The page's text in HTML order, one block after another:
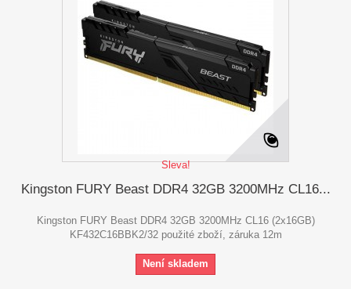
Sleva!
Kingston FURY Beast DDR4 32GB 3200MHz CL16...
Kingston FURY Beast DDR4 32GB 3200MHz CL16 (2x16GB)
KF432C16BBK2/32 použité zboží, záruka 12m
Není skladem